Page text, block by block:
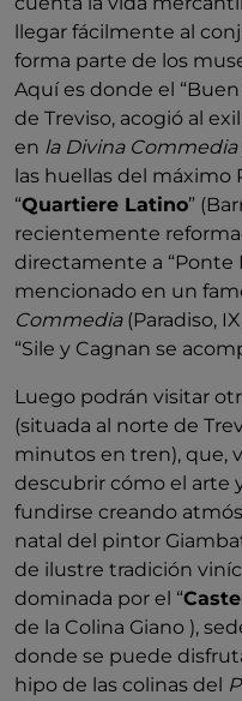
llegar fácilmente al
forma parte de los
Aquí es donde el
de Treviso, acogió al
en la Divina Commedia
las huellas del máximo
“Quartiere Latino”
recientemente
directamente a “Ponte
mencionado en un
Commedia(Paradiso,
“Sile y Cagnan se
Luego podrán visitar
(situada al norte de
minutos en tren), que,
descubrir cómo el arte
fundirse creando
natal del pintor
de ilustre tradición
dominada por el “
de la Colina Giano ),
donde se puede
hipo de las colinas del